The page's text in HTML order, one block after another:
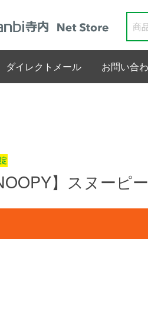
ダイレクトメール お問い合
】スヌー